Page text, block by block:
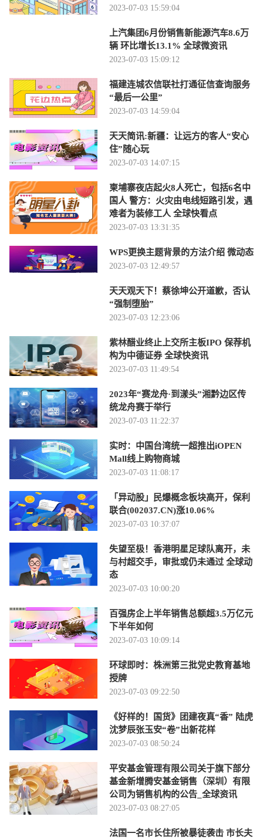
2023-07-03 15:59:04
上汽集团6月份销售新能源汽车8.6万
辆 环比增长13.1% 全球微资讯
2023-07-03 15:09:12
福建连城农信联社打通征信查询服务
“最后一公里”
2023-07-03 14:59:04
天天简讯:新疆：让远方的客人“安心
住”随心玩
2023-07-03 14:07:15
柬埔寨夜店起火8人死亡，包括6名中
国人 警方：火灾由电线短路引发，遇
难者为装修工人 全球快看点
2023-07-03 13:31:35
WPS更换主题背景的方法介绍 微动态
2023-07-03 12:49:57
天天观天下！蔡徐坤公开道歉，否认
“强制堕胎”
2023-07-03 12:23:06
紫林醋业终止上交所主板IPO 保荐机
构为中德证券 全球快资讯
2023-07-03 11:49:54
2023年“赛龙舟·到漾头”湘黔边区传
统龙舟赛于举行
2023-07-03 11:22:37
实时：中国台湾统一超推出iOPEN
Mall线上购物商城
2023-07-03 11:08:17
「异动股」民爆概念板块高开，保利
联合(002037.CN)涨10.06%
2023-07-03 10:37:07
失望至极！香港明星足球队离开，未
与村超交手，审批或仍未通过 全球动
态
2023-07-03 10:00:20
百强房企上半年销售总额超3.5万亿元
下半年如何
2023-07-03 10:09:14
环球即时：株洲第三批党史教育基地
授牌
2023-07-03 09:22:50
《好样的！国货》团建夜真“香” 陆虎
沈梦辰张玉安“卷”出新花样
2023-07-03 08:50:24
平安基金管理有限公司关于旗下部分
基金新增腾安基金销售（深圳）有限
公司为销售机构的公告_全球资讯
2023-07-03 08:27:05
法国一名市长住所被暴徒袭击 市长夫